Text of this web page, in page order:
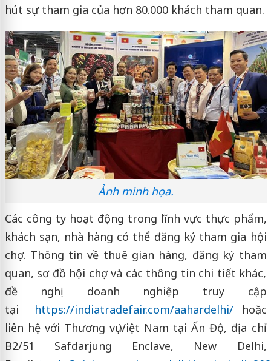
hút sự tham gia của hơn 80.000 khách tham quan.
Ảnh minh họa.
Các công ty hoạt động trong lĩnh vực thực phẩm,
khách sạn, nhà hàng có thể đăng ký tham gia hội
chợ. Thông tin về thuê gian hàng, đăng ký tham
quan, sơ đồ hội chợ và các thông tin chi tiết khác,
đề nghị doanh nghiệp truy cập
tại https://indiatradefair.com/aahardelhi/ hoặc
liên hệ với Thương vụ Việt Nam tại Ấn Độ, địa chỉ
B2/51 Safdarjung Enclave, New Delhi,